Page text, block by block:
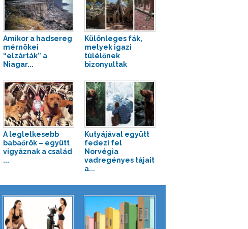
Amikor a hadsereg
mérnökei
“elzárták” a
Niagar...
Különleges fák,
melyek igazi
túlélőnek
bizonyultak
A leglelkesebb
babaőrök – együtt
vigyáznak a család
...
Kutyájával együtt
fedezi fel
Norvégia
vadregényes tájait
a...